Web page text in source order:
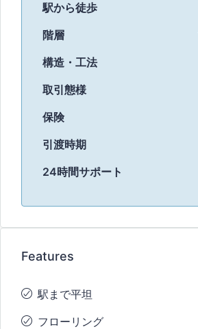
駅から徒歩
階層
構造・工法
取引態様
保険
引渡時期
24時間サポート
Features
駅まで平坦
フローリング